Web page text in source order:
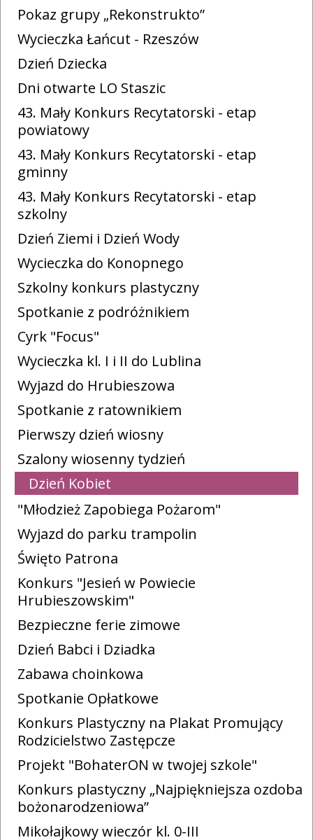
Pokaz grupy „Rekonstrukto”
Wycieczka Łańcut - Rzeszów
Dzień Dziecka
Dni otwarte LO Staszic
43. Mały Konkurs Recytatorski - etap
powiatowy
43. Mały Konkurs Recytatorski - etap
gminny
43. Mały Konkurs Recytatorski - etap
szkolny
Dzień Ziemi i Dzień Wody
Wycieczka do Konopnego
Szkolny konkurs plastyczny
Spotkanie z podróżnikiem
Cyrk "Focus"
Wycieczka kl. I i II do Lublina
Wyjazd do Hrubieszowa
Spotkanie z ratownikiem
Pierwszy dzień wiosny
Szalony wiosenny tydzień
Dzień Kobiet
"Młodzież Zapobiega Pożarom"
Wyjazd do parku trampolin
Święto Patrona
Konkurs "Jesień w Powiecie
Hrubieszowskim"
Bezpieczne ferie zimowe
Dzień Babci i Dziadka
Zabawa choinkowa
Spotkanie Opłatkowe
Konkurs Plastyczny na Plakat Promujący
Rodzicielstwo Zastępcze
Projekt "BohaterON w twojej szkole"
Konkurs plastyczny „Najpiękniejsza ozdoba
bożonarodzeniowa”
Mikołajkowy wieczór kl. 0-III